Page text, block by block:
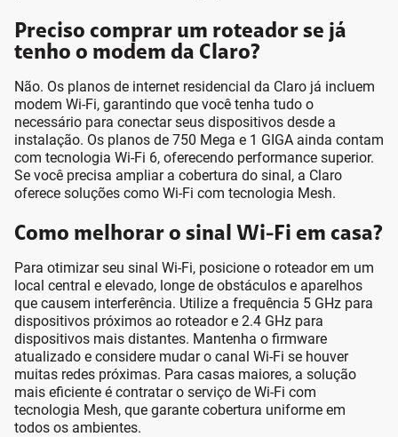
Preciso comprar um roteador se já
tenho o modem da Claro?
Não. Os planos de internet residencial da Claro já incluem
modem Wi-Fi, garantindo que você tenha tudo o
necessário para conectar seus dispositivos desde a
instalação. Os planos de 750 Mega e 1 GIGA ainda contam
com tecnologia Wi-Fi 6, oferecendo performance superior.
Se você precisa ampliar a cobertura do sinal, a Claro
oferece soluções como Wi-Fi com tecnologia Mesh.
Como melhorar o sinal Wi-Fi em casa?
Para otimizar seu sinal Wi-Fi, posicione o roteador em um
local central e elevado, longe de obstáculos e aparelhos
que causem interferência. Utilize a frequência 5 GHz para
dispositivos próximos ao roteador e 2.4 GHz para
dispositivos mais distantes. Mantenha o firmware
atualizado e considere mudar o canal Wi-Fi se houver
muitas redes próximas. Para casas maiores, a solução
mais eficiente é contratar o serviço de Wi-Fi com
tecnologia Mesh, que garante cobertura uniforme em
todos os ambientes.